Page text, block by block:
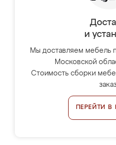
и
Мы доставляем мебель
Московской
Стоимость сборки
ПЕРЕЙТИ В